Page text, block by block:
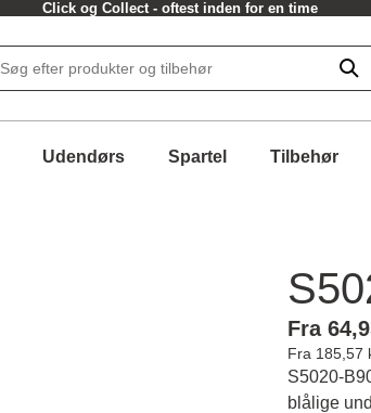
Click og Collect - oftest inden for en time
Udendørs Spartel Tilbehør
Fra
Fra 185,57
S5020-
blålige